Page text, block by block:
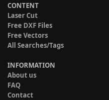
CONTENT
Laser Cut
Free DXF Files
Free Vectors
All Searches/Tags
INFORMATION
About us
FAQ
Contact